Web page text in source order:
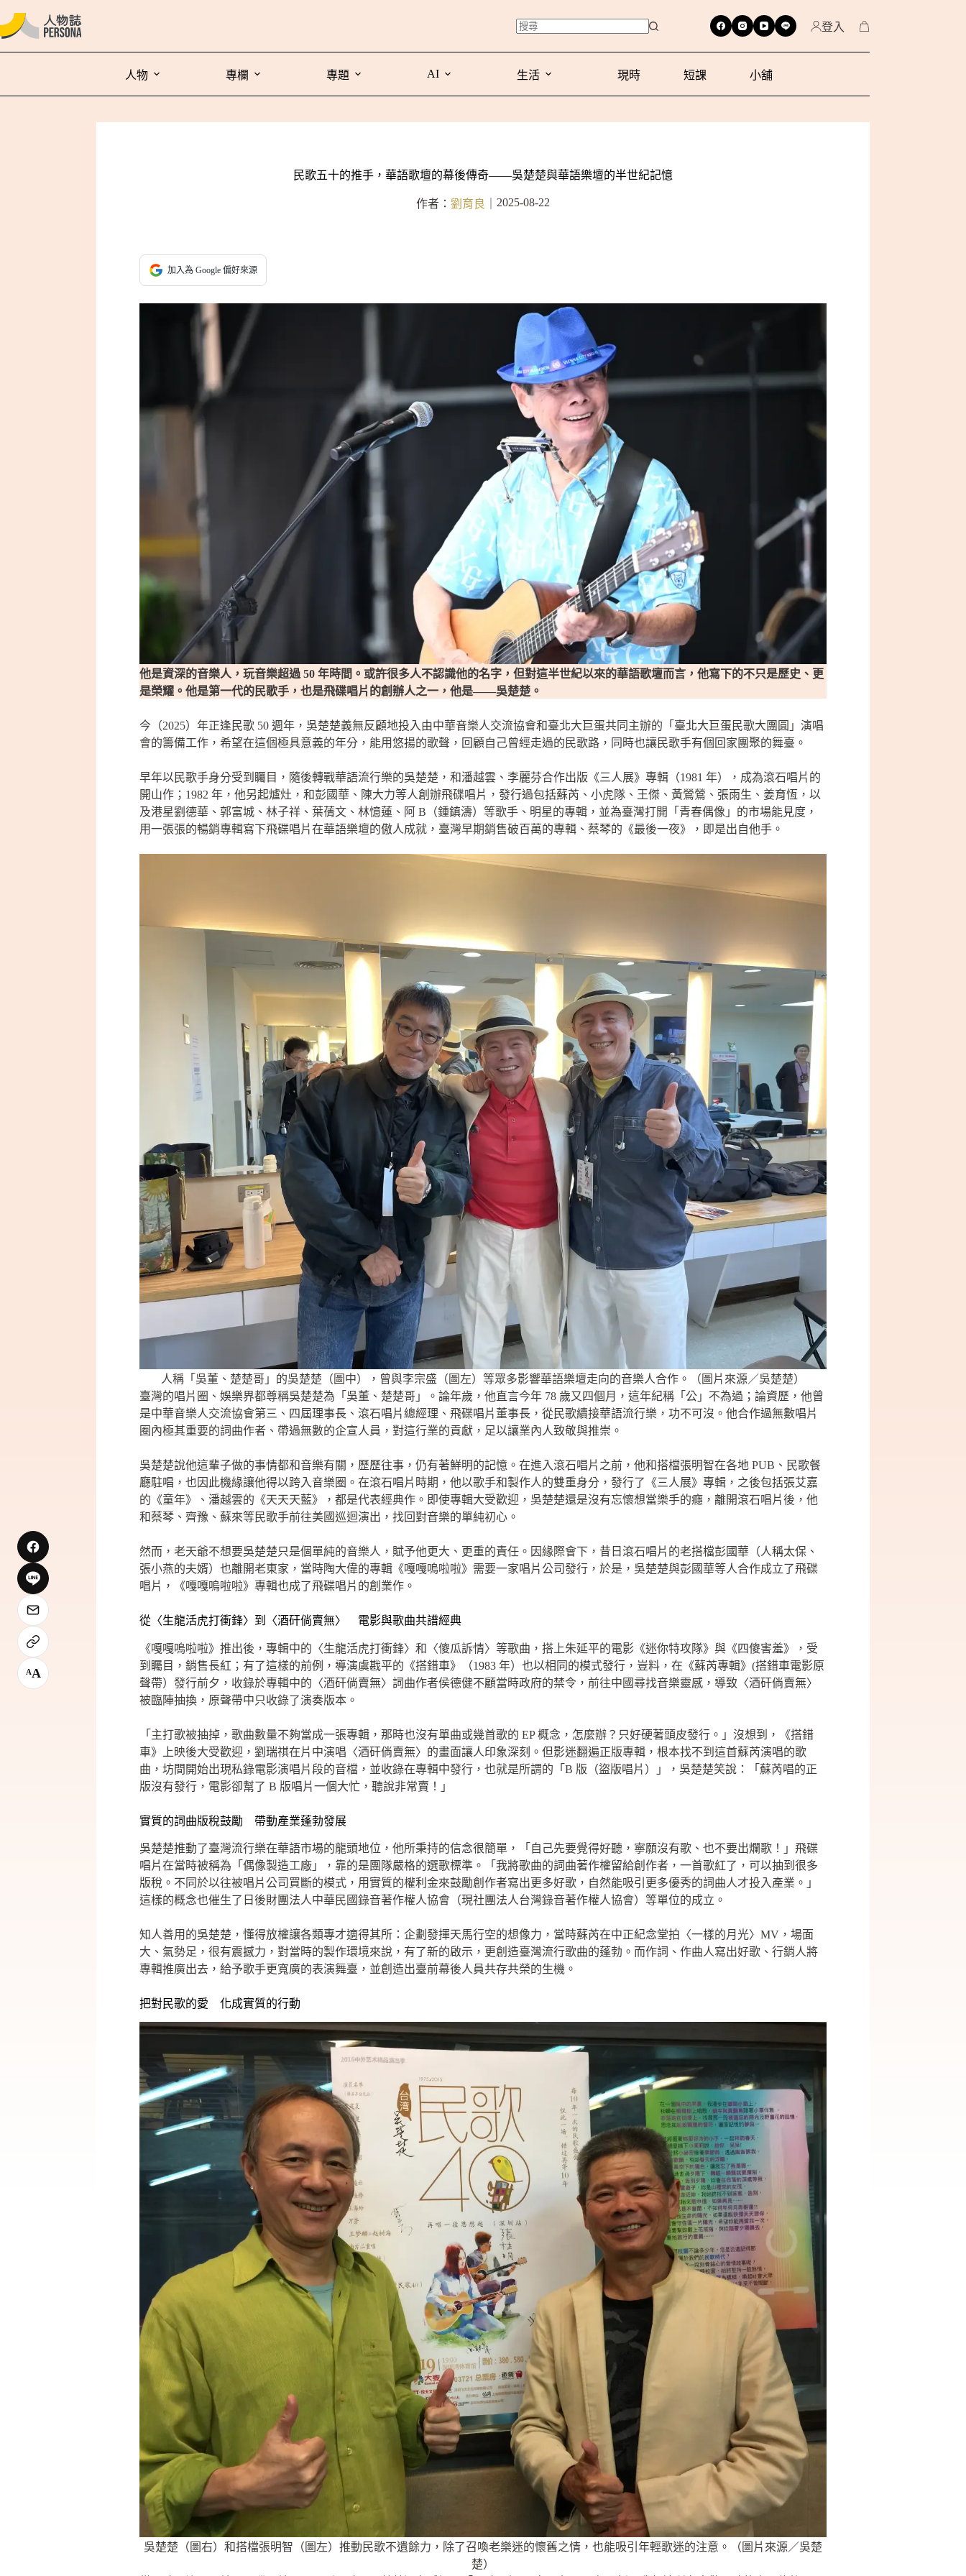
登入
人物 專欄 專題 AI 生活 現時 短課 小舖
民歌五十的推手，華語歌壇的幕後傳奇——吳楚楚與華語樂壇的半世紀記憶
作者： 劉育良 2025-08-22
加入為 Google 偏好來源
他是資深的音樂人，玩音樂超過 50 年時間。或許很多人不認識他的名字，但對這半世紀以來的華語歌壇而言，他寫下的不只是歷史、更
是榮耀。他是第一代的民歌手，也是飛碟唱片的創辦人之一，他是——吳楚楚。
今（2025）年正逢民歌 50 週年，吳楚楚義無反顧地投入由中華音樂人交流協會和臺北大巨蛋共同主辦的「臺北大巨蛋民歌大團圓」演唱
會的籌備工作，希望在這個極具意義的年分，能用悠揚的歌聲，回顧自己曾經走過的民歌路，同時也讓民歌手有個回家團聚的舞臺。
早年以民歌手身分受到矚目，隨後轉戰華語流行樂的吳楚楚，和潘越雲、李麗芬合作出版《三人展》專輯（1981 年），成為滾石唱片的
開山作；1982 年，他另起爐灶，和彭國華、陳大力等人創辦飛碟唱片，發行過包括蘇芮、小虎隊、王傑、黃鶯鶯、張雨生、姜育恆，以
及港星劉德華、郭富城、林子祥、葉蒨文、林憶蓮、阿 B（鍾鎮濤）等歌手、明星的專輯，並為臺灣打開「青春偶像」的市場能見度，
用一張張的暢銷專輯寫下飛碟唱片在華語樂壇的傲人成就，臺灣早期銷售破百萬的專輯、蔡琴的《最後一夜》，即是出自他手。
人稱「吳董、楚楚哥」的吳楚楚（圖中），曾與李宗盛（圖左）等眾多影響華語樂壇走向的音樂人合作。（圖片來源／吳楚楚）
臺灣的唱片圈、娛樂界都尊稱吳楚楚為「吳董、楚楚哥」。論年歲，他直言今年 78 歲又四個月，這年紀稱「公」不為過；論資歷，他曾
是中華音樂人交流協會第三、四屆理事長、滾石唱片總經理、飛碟唱片董事長，從民歌續接華語流行樂，功不可沒。他合作過無數唱片
圈內極其重要的詞曲作者、帶過無數的企宣人員，對這行業的貢獻，足以讓業內人致敬與推崇。
吳楚楚說他這輩子做的事情都和音樂有關，歷歷往事，仍有著鮮明的記憶。在進入滾石唱片之前，他和搭檔張明智在各地 PUB、民歌餐
廳駐唱，也因此機緣讓他得以跨入音樂圈。在滾石唱片時期，他以歌手和製作人的雙重身分，發行了《三人展》專輯，之後包括張艾嘉
的《童年》、潘越雲的《天天天藍》，都是代表經典作。即使專輯大受歡迎，吳楚楚還是沒有忘懷想當樂手的癮，離開滾石唱片後，他
和蔡琴、齊豫、蘇來等民歌手前往美國巡迴演出，找回對音樂的單純初心。
然而，老天爺不想要吳楚楚只是個單純的音樂人，賦予他更大、更重的責任。因緣際會下，昔日滾石唱片的老搭檔彭國華（人稱太保、
張小燕的夫婿）也離開老東家，當時陶大偉的專輯《嘎嘎嗚啦啦》需要一家唱片公司發行，於是，吳楚楚與彭國華等人合作成立了飛碟
唱片，《嘎嘎嗚啦啦》專輯也成了飛碟唱片的創業作。
從〈生龍活虎打衝鋒〉到〈酒矸倘賣無〉 電影與歌曲共譜經典
《嘎嘎嗚啦啦》推出後，專輯中的〈生龍活虎打衝鋒〉和〈傻瓜訴情〉等歌曲，搭上朱延平的電影《迷你特攻隊》與《四傻害羞》，受
到矚目，銷售長紅；有了這樣的前例，導演虞戡平的《搭錯車》（1983 年）也以相同的模式發行，豈料，在《蘇芮專輯》(搭錯車電影原
聲帶）發行前夕，收錄於專輯中的〈酒矸倘賣無〉詞曲作者侯德健不顧當時政府的禁令，前往中國尋找音樂靈感，導致〈酒矸倘賣無〉
被臨陣抽換，原聲帶中只收錄了演奏版本。
「主打歌被抽掉，歌曲數量不夠當成一張專輯，那時也沒有單曲或幾首歌的 EP 概念，怎麼辦？只好硬著頭皮發行。」沒想到，《搭錯
車》上映後大受歡迎，劉瑞祺在片中演唱〈酒矸倘賣無〉的畫面讓人印象深刻。但影迷翻遍正版專輯，根本找不到這首蘇芮演唱的歌
曲，坊間開始出現私錄電影演唱片段的音檔，並收錄在專輯中發行，也就是所謂的「B 版（盜版唱片）」，吳楚楚笑說：「蘇芮唱的正
版沒有發行，電影卻幫了 B 版唱片一個大忙，聽說非常賣！」
實質的詞曲版稅鼓勵 帶動產業蓬勃發展
吳楚楚推動了臺灣流行樂在華語市場的龍頭地位，他所秉持的信念很簡單，「自己先要覺得好聽，寧願沒有歌、也不要出爛歌！」飛碟
唱片在當時被稱為「偶像製造工廠」，靠的是團隊嚴格的選歌標準。「我將歌曲的詞曲著作權留給創作者，一首歌紅了，可以抽到很多
版稅。不同於以往被唱片公司買斷的模式，用實質的權利金來鼓勵創作者寫出更多好歌，自然能吸引更多優秀的詞曲人才投入產業。」
這樣的概念也催生了日後財團法人中華民國錄音著作權人協會（現社團法人台灣錄音著作權人協會）等單位的成立。
知人善用的吳楚楚，懂得放權讓各類專才適得其所：企劃發揮天馬行空的想像力，當時蘇芮在中正紀念堂拍〈一樣的月光〉MV，場面
大、氣勢足，很有震撼力，對當時的製作環境來說，有了新的啟示，更創造臺灣流行歌曲的蓬勃。而作詞、作曲人寫出好歌、行銷人將
專輯推廣出去，給予歌手更寬廣的表演舞臺，並創造出臺前幕後人員共存共榮的生機。
把對民歌的愛 化成實質的行動
吳楚楚（圖右）和搭檔張明智（圖左）推動民歌不遺餘力，除了召喚老樂迷的懷舊之情，也能吸引年輕歌迷的注意。（圖片來源／吳楚
楚）
AA